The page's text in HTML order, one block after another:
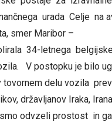
urada Celje na
smer Maribor –
34-letnega
V postopku je bilo
delu vozila
državljanov Iraka,
odvzeli prostost in